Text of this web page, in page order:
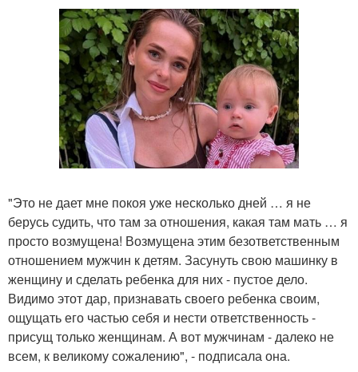
"Это не дает мне покоя уже несколько дней … я не
берусь судить, что там за отношения, какая там мать … я
просто возмущена! Возмущена этим безответственным
отношением мужчин к детям. Засунуть свою машинку в
женщину и сделать ребенка для них - пустое дело.
Видимо этот дар, признавать своего ребенка своим,
ощущать его частью себя и нести ответственность -
присущ только женщинам. А вот мужчинам - далеко не
всем, к великому сожалению", - подписала она.